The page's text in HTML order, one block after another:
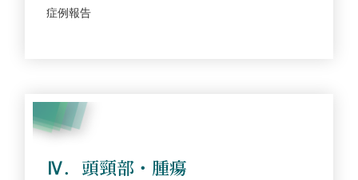
症例報告
Ⅳ．頭頸部・腫瘍